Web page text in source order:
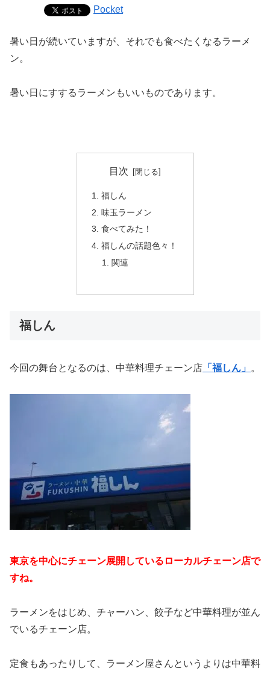
Pocket
暑い日が続いていますが、それでも食べたくなるラーメ
ン。
暑い日にすするラーメンもいいものであります。
目次
福しん
味玉ラーメン
食べてみた！
福しんの話題色々！
関連
福しん
今回の舞台となるのは、中華料理チェーン店 「福しん」 。
東京を中心にチェーン展開しているローカルチェーン店で
すね。
ラーメンをはじめ、チャーハン、餃子など中華料理が並ん
でいるチェーン店。
定食もあったりして、ラーメン屋さんというよりは中華料